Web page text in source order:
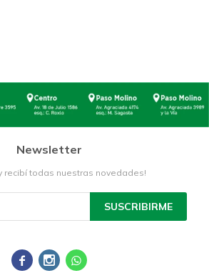
Newsletter
recibí todas nuestras novedades!
SUSCRIBIRME
  